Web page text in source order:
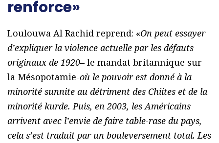
renforce»
Loulouwa Al Rachid reprend: «On peut essayer
d’expliquer la violence actuelle par les défauts
originaux de 1920– le mandat britannique sur
la Mésopotamie-où le pouvoir est donné à la
minorité sunnite au détriment des Chiites et de la
minorité kurde. Puis, en 2003, les Américains
arrivent avec l’envie de faire table-rase du pays,
cela s’est traduit par un bouleversement total. Les